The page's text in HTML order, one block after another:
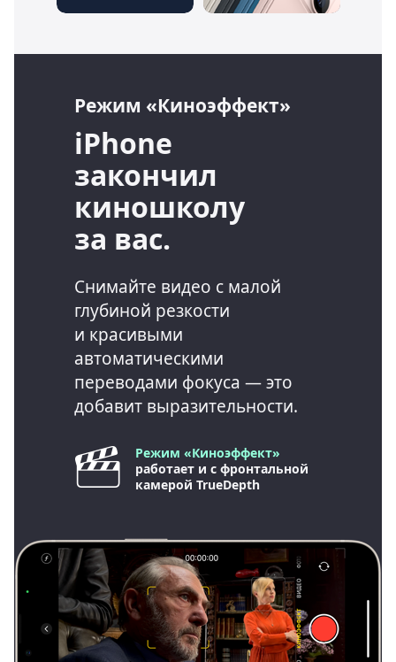
Режим «Киноэффект»
iPhone
закончил
киношколу
за вас.
Снимайте видео с малой
глубиной резкости
и красивыми
автоматическими
переводами фокуса — это
добавит выразительности.
Режим «Киноэффект»
работает и с фронтальной
камерой TrueDepth